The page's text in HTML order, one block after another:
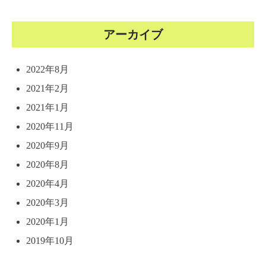
アーカイブ
2022年8月
2021年2月
2021年1月
2020年11月
2020年9月
2020年8月
2020年4月
2020年3月
2020年1月
2019年10月